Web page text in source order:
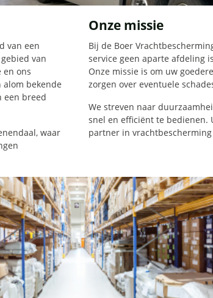
van een
van
en ons
bekende
een breed
waar
Onze missie
Bij de Boer
service geen aparte afdeling
Onze missie is om uw
zorgen over eventuele
We streven naar
snel en efficiënt te bedienen.
partner in